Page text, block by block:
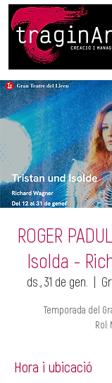
ROGER
Isolda -
ds., 31 de gen.
  |
Temporada del
Rol:
Hora i ubicació